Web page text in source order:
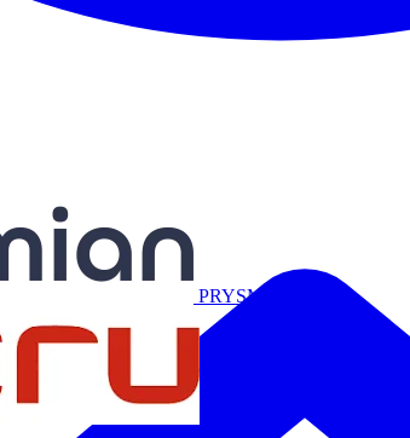
PRYSMIAN